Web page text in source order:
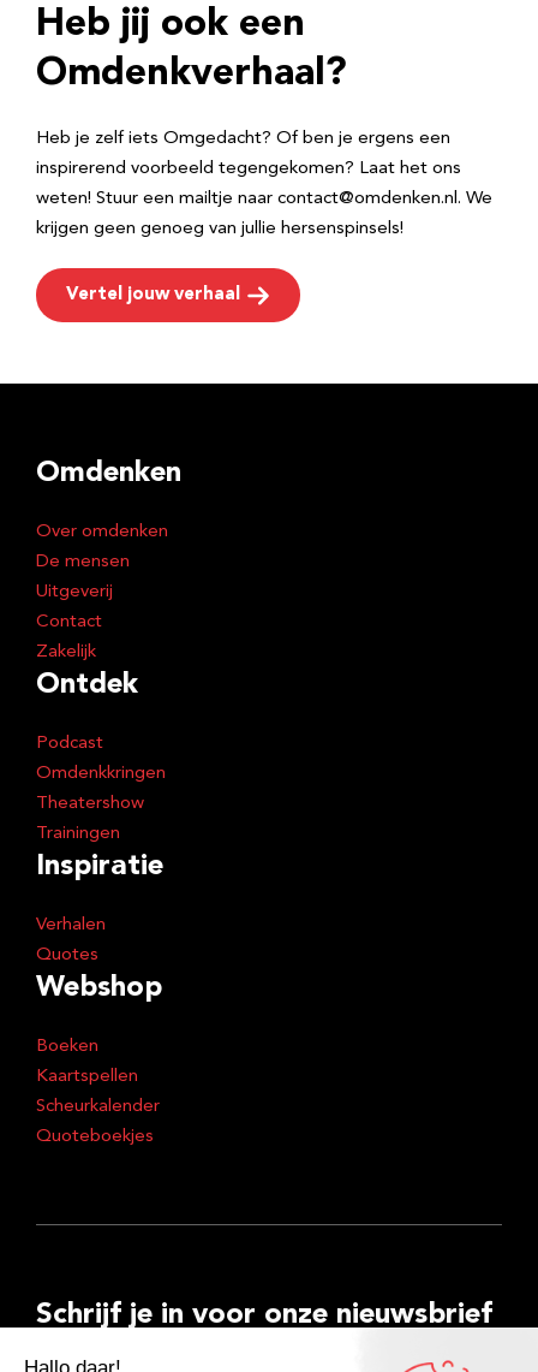
r
e
Heb jij ook een
Omdenkverhaal?
Heb je zelf iets Omgedacht? Of ben je ergens een
inspirerend voorbeeld tegengekomen? Laat het ons
weten! Stuur een mailtje naar contact@omdenken.nl. We
krijgen geen genoeg van jullie hersenspinsels!
Vertel jouw verhaal
Omdenken
Over omdenken
De mensen
Uitgeverij
Contact
Zakelijk
Ontdek
Podcast
Omdenkkringen
Theatershow
Trainingen
Inspiratie
Verhalen
Quotes
Webshop
Boeken
Kaartspellen
Scheurkalender
Quoteboekjes
Schrijf je in voor onze nieuwsbrief